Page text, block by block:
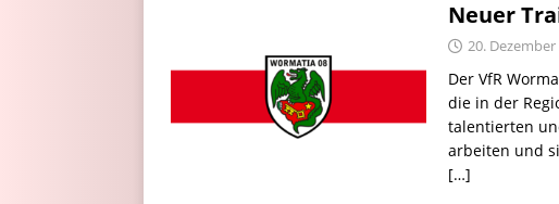
Neuer
20. Dezember
Der VfR
die in der
talentierten
arbeiten und
[…]